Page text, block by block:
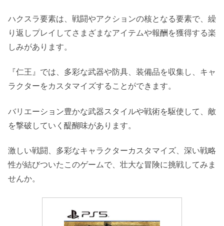
ハクスラ要素は、戦闘やアクションの核となる要素で、繰
り返しプレイしてさまざまなアイテムや報酬を獲得する楽
しみがあります。
『仁王』では、多彩な武器や防具、装備品を収集し、キャ
ラクターをカスタマイズすることができます。
バリエーション豊かな武器スタイルや戦術を駆使して、敵
を撃破していく醍醐味があります。
激しい戦闘、多彩なキャラクターカスタマイズ、深い戦略
性が結びついたこのゲームで、壮大な冒険に挑戦してみま
せんか。